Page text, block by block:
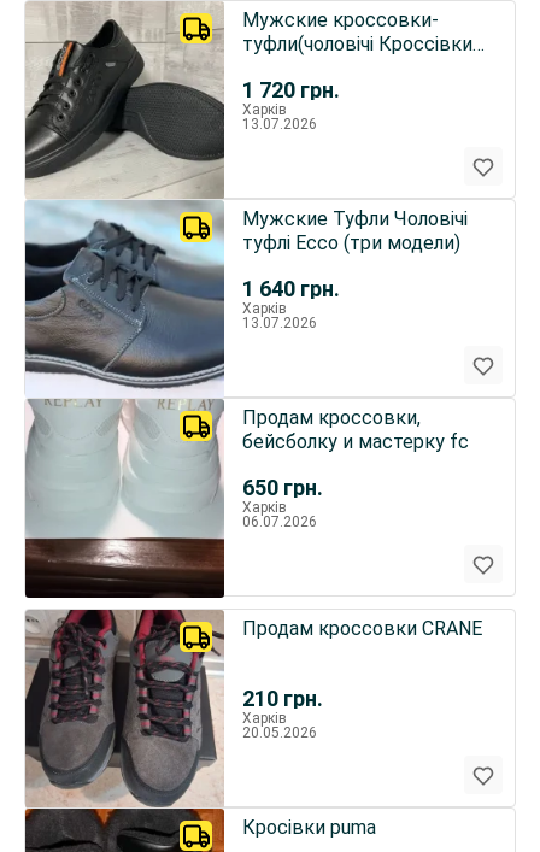
1 720 грн.
Мужские кроссовки-
туфли(чоловічі Кроссівки-
Харків
13.07.2026
1 640 грн.
Мужские Туфли Чоловічі
туфлі Ecco (три модели)
Харків
13.07.2026
650 грн.
Продам кроссовки,
бейсболку и мастерку fc
Харків
06.07.2026
210 грн.
Продам кроссовки CRANE
Харків
20.05.2026
Кросівки puma